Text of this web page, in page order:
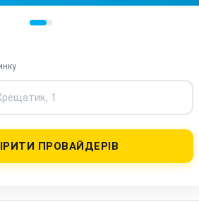
модем з
ПРОВАЙДЕРІВ